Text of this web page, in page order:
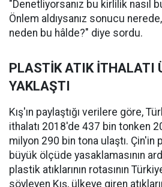
"Denetliyorsanız bu kirlilik nasıl
Önlem aldıysanız sonucu
neden bu hâlde?" diye sordu.
PLASTİK ATIK İTHALATI
YAKLAŞTI
Kış'ın paylaştığı verilere göre,
ithalatı 2018'de 437 bin tonken
milyon 290 bin tona ulaştı. Çin'in
büyük ölçüde yasaklamasının
plastik atıklarının rotasının
söyleyen Kış, ülkeye giren